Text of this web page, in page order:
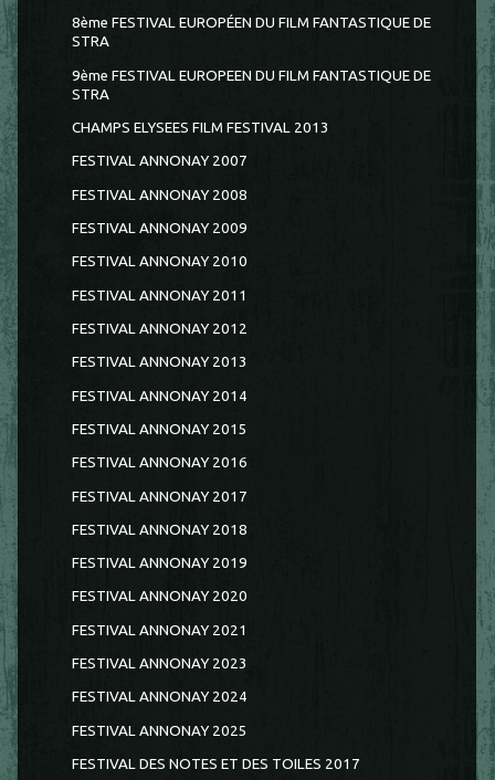
8ème FESTIVAL EUROPÉEN DU FILM FANTASTIQUE DE
STRA
9ème FESTIVAL EUROPEEN DU FILM FANTASTIQUE DE
STRA
CHAMPS ELYSEES FILM FESTIVAL 2013
FESTIVAL ANNONAY 2007
FESTIVAL ANNONAY 2008
FESTIVAL ANNONAY 2009
FESTIVAL ANNONAY 2010
FESTIVAL ANNONAY 2011
FESTIVAL ANNONAY 2012
FESTIVAL ANNONAY 2013
FESTIVAL ANNONAY 2014
FESTIVAL ANNONAY 2015
FESTIVAL ANNONAY 2016
FESTIVAL ANNONAY 2017
FESTIVAL ANNONAY 2018
FESTIVAL ANNONAY 2019
FESTIVAL ANNONAY 2020
FESTIVAL ANNONAY 2021
FESTIVAL ANNONAY 2023
FESTIVAL ANNONAY 2024
FESTIVAL ANNONAY 2025
FESTIVAL DES NOTES ET DES TOILES 2017